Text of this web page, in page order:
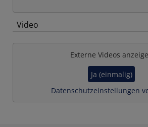
Video
Externe Videos
Ja (einmalig)
Datenschutzeinstellungen